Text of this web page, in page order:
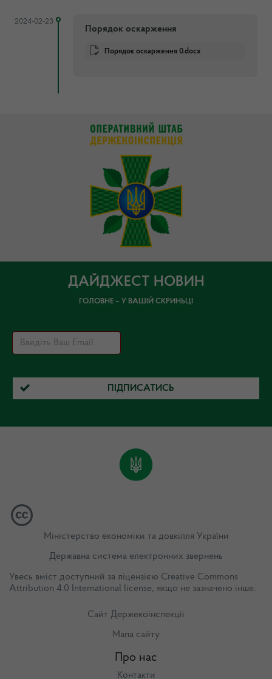
2024-02-23
Порядок оскарження
Порядок оскарження 0.docx
ДАЙДЖЕСТ НОВИН
ГОЛОВНЕ – У ВАШІЙ СКРИНЬЦІ
ПІДПИСАТИСЬ
Міністерство економіки та довкілля України
Державна система електронних звернень
Увесь вміст доступний за ліцензією Creative Commons
Attribution 4.0 International license, якщо не зазначено інше.
Сайт Держекоінспекції
Мапа сайту
Про нас
Контакти